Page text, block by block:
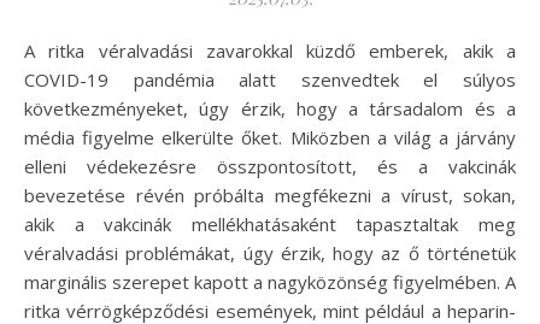
A ritka véralvadási zavarokkal küzdő emberek, akik a
COVID-19 pandémia alatt szenvedtek el súlyos
következményeket, úgy érzik, hogy a társadalom és a
média figyelme elkerülte őket. Miközben a világ a járvány
elleni védekezésre összpontosított, és a vakcinák
bevezetése révén próbálta megfékezni a vírust, sokan,
akik a vakcinák mellékhatásaként tapasztaltak meg
véralvadási problémákat, úgy érzik, hogy az ő történetük
marginális szerepet kapott a nagyközönség figyelmében. A
ritka vérrögképződési események, mint például a heparin-